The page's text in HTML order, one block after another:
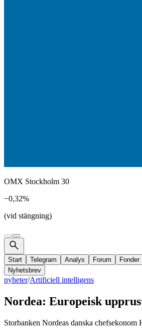
OMX Stockholm 30
−0,32%
(vid stängning)
Start Telegram Analys Forum Fonder
Nyhetsbrev
nyheter/Artificiell intelligens
Nordea: Europeisk
Storbanken Nordeas danska